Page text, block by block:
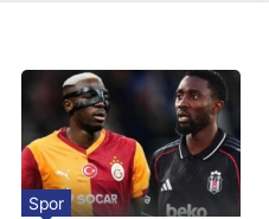
Spor